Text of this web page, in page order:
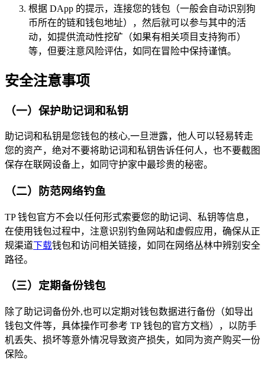
根据 DApp 的提示，连接您的钱包（一般会自动识别狗
币所在的链和钱包地址），然后就可以参与其中的活
动，如提供流动性挖矿（如果有相关项目支持狗币）
等，但要注意风险评估，如同在冒险中保持谨慎。
安全注意事项
（一）保护助记词和私钥
助记词和私钥是您钱包的核心,一旦泄露，他人可以轻易转走
您的资产，绝对不要将助记词和私钥告诉任何人，也不要截图
保存在联网设备上，如同守护家中最珍贵的秘密。
（二）防范网络钓鱼
TP 钱包官方不会以任何形式索要您的助记词、私钥等信息，
在使用钱包过程中，注意识别钓鱼网站和虚假应用，确保从正
规渠道下载钱包和访问相关链接，如同在网络丛林中辨别安全
路径。
（三）定期备份钱包
除了助记词备份外,也可以定期对钱包数据进行备份（如导出
钱包文件等，具体操作可参考 TP 钱包的官方文档），以防手
机丢失、损坏等意外情况导致资产损失，如同为资产购买一份
保险。